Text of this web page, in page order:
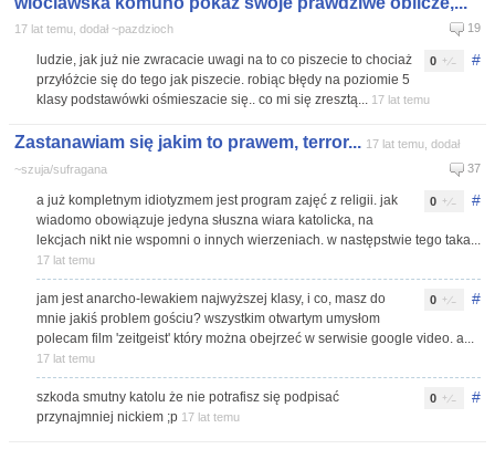
17 lat temu, dodał ~pazdzioch 19
#
0
ludzie, jak już nie zwracacie uwagi na to co piszecie to chociaż
przyłóżcie się do tego jak piszecie. robiąc błędy na poziomie 5
klasy podstawówki ośmieszacie się.. co mi się zresztą... 17 lat temu
Zastanawiam się jakim to prawem, terror... 17 lat temu, dodał
~szuja/sufragana
37
#
0
a już kompletnym idiotyzmem jest program zajęć z religii. jak
wiadomo obowiązuje jedyna słuszna wiara katolicka, na
lekcjach nikt nie wspomni o innych wierzeniach. w następstwie tego taka...
17 lat temu
#
0
jam jest anarcho-lewakiem najwyższej klasy, i co, masz do
mnie jakiś problem gościu? wszystkim otwartym umysłom
polecam film 'zeitgeist' który można obejrzeć w serwisie google video. a...
17 lat temu
#
0
szkoda smutny katolu że nie potrafisz się podpisać
przynajmniej nickiem ;p 17 lat temu